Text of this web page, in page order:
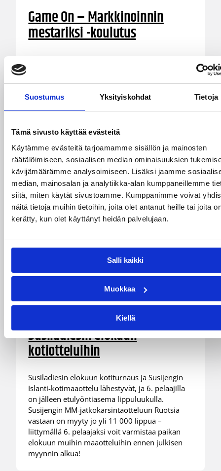
Suostumus Yksityiskohdat Tietoja
Tämä sivusto käyttää evästeitä
Käytämme evästeitä tarjoamamme sisällön ja mainosten
räätälöimiseen, sosiaalisen median ominaisuuksien
kävijämäärämme analysoimiseen. Lisäksi jaamme
median, mainosalan ja analytiikka-alan kumppaneillemme
siitä, miten käytät sivustoamme. Kumppanimme voivat
näitä tietoja muihin tietoihin, joita olet antanut heille tai joita
kerätty, kun olet käyttänyt heidän palvelujaan.
Salli kaikki
Muokkaa
Kiellä
Game On – Markkinoinnin
mestariksi -koulutus
opettaa tekoälyn käyttöä arjessa. Koulutus
toteutetaan oppisopimuskoulutuksena
yhteistyössä Business College Helsingin kanssa.
6. pelaajan ennakkomyynti
käynnistyy maanantaina –
varmista paikkasi Susijengin ja
Susiladiesin elokuun
kotiotteluihin
Susiladiesin elokuun kotiturnaus ja Susijengin
Islanti-kotimaaottelu lähestyvät, ja 6. pelaajilla
on jälleen etulyöntiasema lippuluukulla.
Susijengin MM-jatkokarsintaotteluun Ruotsia
vastaan on myyty jo yli 11 000 lippua –
liittymällä 6. pelaajaksi voit varmistaa paikan
elokuun muihin maaotteluihin ennen julkisen
myynnin alkua!